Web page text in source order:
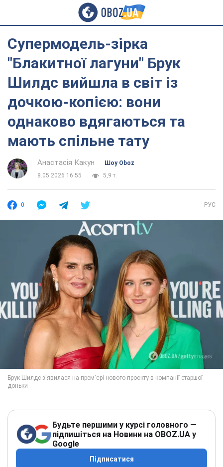
Супермодель-зірка
"Блакитної лагуни" Брук
Шилдс вийшла в світ із
дочкою-копією: вони
однаково вдягаються та
мають спільне тату
Анастасія Какун
Шоу Oboz
8.05.2026 16:55
5,9 т.
0 РУС
Будьте першими у курсі головного —
підпишіться на Новини на OBOZ.UA у
Google
Підписатися